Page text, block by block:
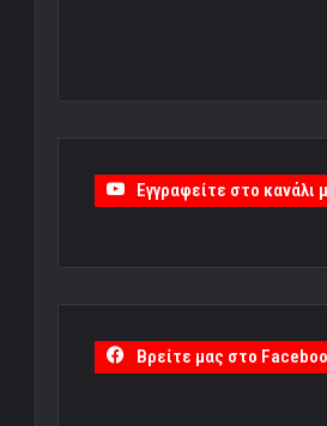
Εγγραφείτε στο κανάλι
Βρείτε μας στο